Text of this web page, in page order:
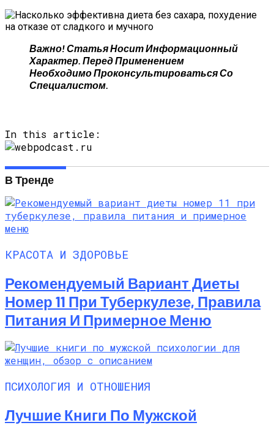
Важно! Статья Носит Информационный
Характер. Перед Применением
Необходимо Проконсультироваться Со
Специалистом.
In this article:
В Тренде
КРАСОТА И ЗДОРОВЬЕ
Рекомендуемый Вариант Диеты
Номер 11 При Туберкулезе, Правила
Питания И Примерное Меню
ПСИХОЛОГИЯ И ОТНОШЕНИЯ
Лучшие Книги По Мужской